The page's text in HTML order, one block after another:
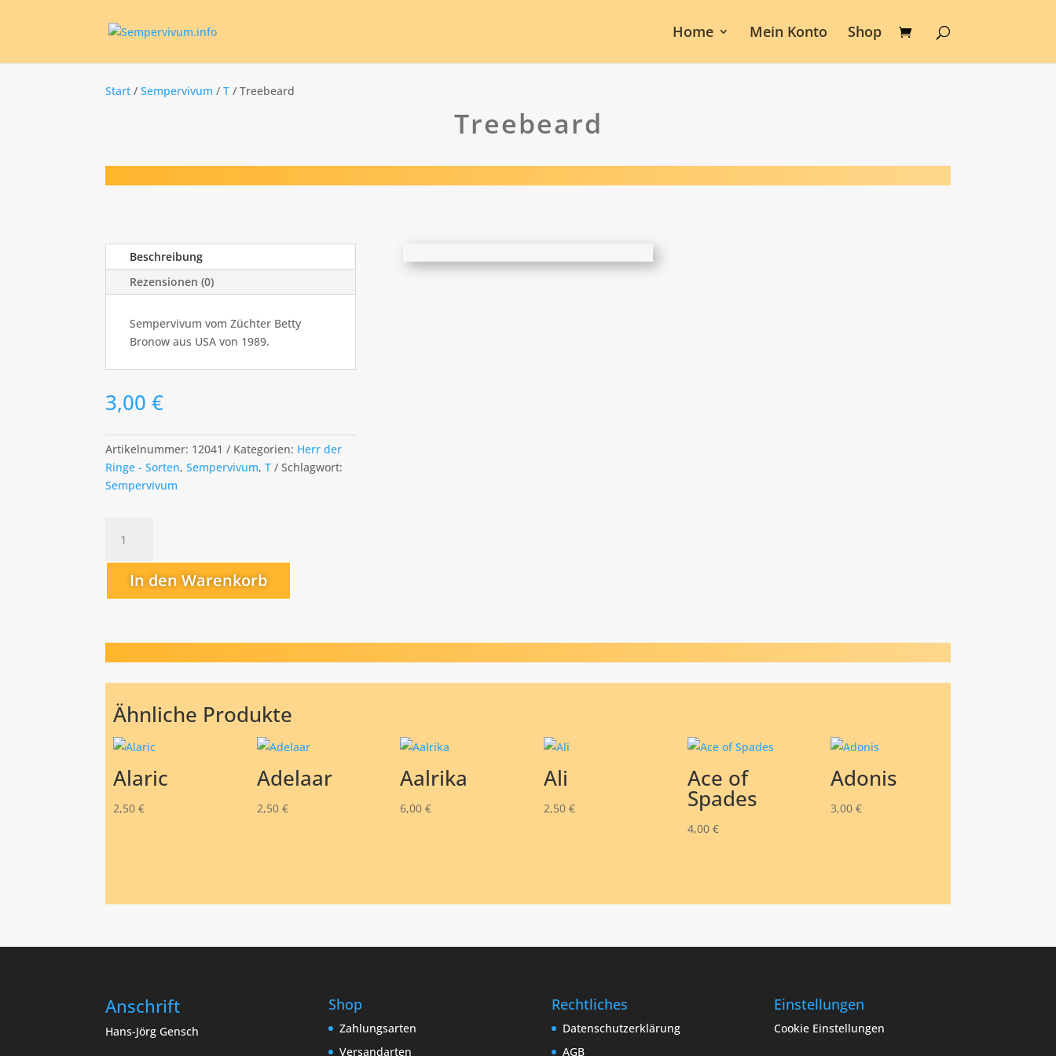
Home Mein Konto Shop
Start /Sempervivum /T / Treebeard
Treebeard
Beschreibung
Rezensionen (0)
Sempervivum vom Züchter Betty
Bronow aus USA von 1989.
3,00€
Artikelnummer: 12041 Kategorien: Herr der
Ringe - Sorten,Sempervivum,T
Schlagwort:
Sempervivum
Menge
In den Warenkorb
Ähnliche Produkte
Alaric
2,50€
Adelaar
2,50 €
Aalrika
6,00€
Ali
2,50 €
Ace of
Spades
4,00 €
Adonis
3,00€
Anschrift
Hans-Jörg Gensch
Shop
Zahlungsarten
Versandarten
Rechtliches
Datenschutzerklärung
AGB
Einstellungen
Cookie Einstellungen